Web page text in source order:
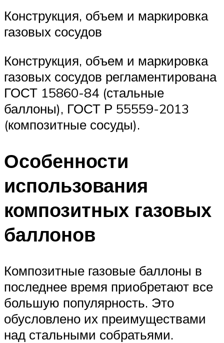
Конструкция, объем и маркировка
газовых сосудов
Конструкция, объем и маркировка
газовых сосудов регламентирована
ГОСТ 15860-84 (стальные
баллоны), ГОСТ Р 55559-2013
(композитные сосуды).
Особенности
использования
композитных газовых
баллонов
Композитные газовые баллоны в
последнее время приобретают все
большую популярность. Это
обусловлено их преимуществами
над стальными собратьями.